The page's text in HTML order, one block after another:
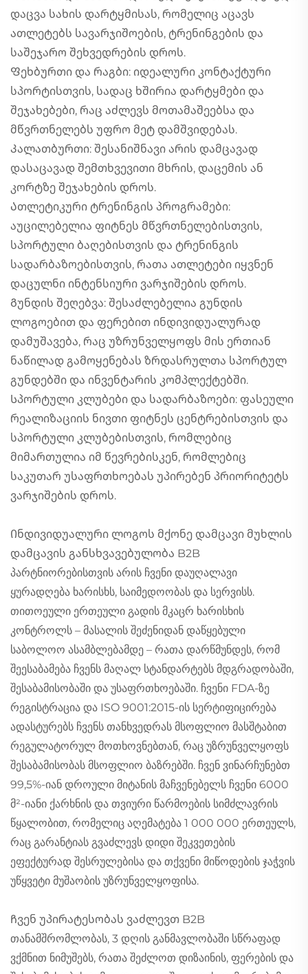
დაცვა სახის დარტყმისას, რომელიც აცავს
ათლეტებს სავარჯიშოების, ტრენინგების და
საშეჯარო შეხვედრების დროს.
Ფეხბურთი და რაგბი: იდეალური კონტაქტური
სპორტისთვის, სადაც ხშირია დარტყმები და
შეჯახებები, რაც აძლევს მოთამაშეებსა და
მწვრთნელებს უფრო მეტ დამშვიდებას.
Კალათბურთი: შესანიშნავი არის დამცავად
დასაცავად შემთხვევითი მხრის, დაცემის ან
კორტზე შეჯახების დროს.
Ათლეტიკური ტრენინგის პროგრამები:
აუცილებელია ფიტნეს მწვრთნელებისთვის,
სპორტული ბაღებისთვის და ტრენინგის
სადარბაზოებისთვის, რათა ათლეტები იყვნენ
დაცულნი ინტენსიური ვარჯიშების დროს.
Გუნდის შეღებვა: შესაძლებელია გუნდის
ლოგოებით და ფერებით ინდივიდუალურად
დამუშავება, რაც უზრუნველყოფს მის ერთიან
ნაწილად გამოყენებას ზრდასრულთა სპორტულ
გუნდებში და ინვენტარის კომპლექტებში.
Სპორტული კლუბები და სადარბაზოები: ფასეული
რეალიზაციის ნივთი ფიტნეს ცენტრებისთვის და
სპორტული კლუბებისთვის, რომლებიც
მიმართულია იმ წევრებისკენ, რომლებიც
საკუთარ უსაფრთხოებას უპირებენ პრიორიტეტს
ვარჯიშების დროს.
Ინდივიდუალური ლოგოს მქონე დამცავი მუხლის
დამცავის განსხვავებულობა B2B
პარტნიორებისთვის არის ჩვენი დაუღალავი
ყურადღება ხარისხს, საიმედოობას და სერვისს.
თითოეული ერთეული გადის მკაცრ ხარისხის
კონტროლს – მასალის შეძენიდან დაწყებული
საბოლოო ასამბლებამდე – რათა დარწმუნდეს, რომ
შეესაბამება ჩვენს მაღალ სტანდარტებს მდგრადობაში,
შესაბამისობაში და უსაფრთხოებაში. ჩვენი FDA-ზე
რეგისტრაცია და ISO 9001:2015-ის სერტიფიცირება
ადასტურებს ჩვენს თანხვედრას მსოფლიო მასშტაბით
რეგულატორულ მოთხოვნებთან, რაც უზრუნველყოფს
შესაბამისობას მსოფლიო ბაზრებში. ჩვენ ვინარჩუნებთ
99,5%-იან დროული მიტანის მაჩვენებელს ჩვენი 6000
მ²-იანი ქარხნის და თვიური წარმოების სიმძლავრის
წყალობით, რომელიც აღემატება 1 000 000 ერთეულს,
რაც გარანტიას გვაძლევს დიდი შეკვეთების
ეფექტურად შესრულებისა და თქვენი მიწოდების ჯაჭვის
უწყვეტი მუშაობის უზრუნველყოფისა.
Ჩვენ უპირატესობას ვაძლევთ B2B
თანამშრომლობას, 3 დღის განმავლობაში სწრაფად
ვქმნით ნიმუშებს, რათა შეძლოთ დიზაინის, ფერების და